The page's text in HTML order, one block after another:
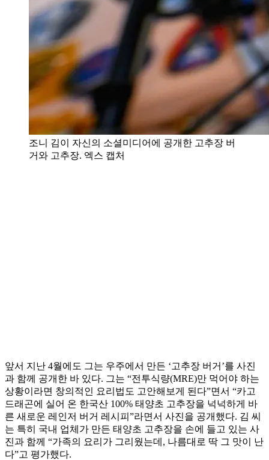
조니 김이 자신의 소셜미디어에 공개한 고추장 버
거와 고추장. 엑스 캡처
앞서 지난 4월에도 그는 우주에서 만든 ‘고추장 버거’를 사진
과 함께 공개한 바 있다. 그는 “전투식량(MRE)만 먹어야 하는
상황이라면 창의적인 요리법도 고안해보게 된다”면서 “카고
드래곤에 실어 온 한국산 100% 태양초 고추장을 넉넉하게 바
른 새로운 레인저 버거 레시피”라면서 사진을 공개했다. 김 씨
는 특히 국내 업체가 만든 태양초 고추장을 손에 들고 있는 사
진과 함께 “가족의 요리가 그리웠는데, 나름대로 딱 그 맛이 난
다”고 평가했다.